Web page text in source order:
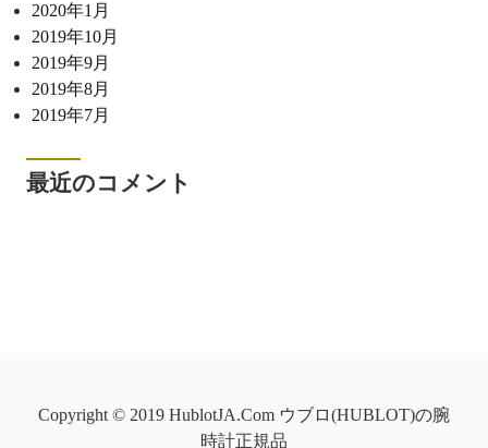
2020年1月
2019年10月
2019年9月
2019年8月
2019年7月
最近のコメント
Copyright © 2019 HublotJA.Com ウブロ(HUBLOT)の腕
時計正規品